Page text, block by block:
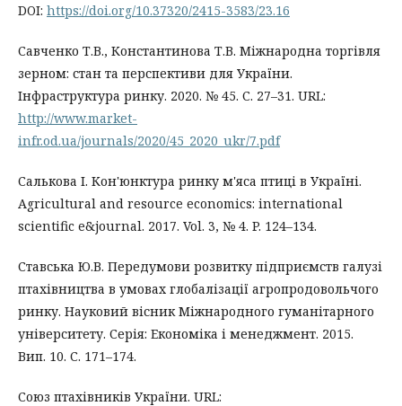
DOI: https://doi.org/10.37320/2415-3583/23.16
Савченко Т.В., Константинова Т.В. Міжнародна торгівля
зерном: стан та перспективи для України.
Інфраструктура ринку. 2020. № 45. С. 27–31. URL:
http://www.market-
infr.od.ua/journals/2020/45_2020_ukr/7.pdf
Салькова І. Кон'юнктура ринку м'яса птиці в Україні.
Agricultural and resource economics: international
scientific e&journal. 2017. Vol. 3, № 4. P. 124–134.
Ставська Ю.В. Передумови розвитку підприємств галузі
птахівництва в умовах глобалізації агропродовольчого
ринку. Науковий вісник Міжнародного гуманітарного
університету. Серія: Економіка і менеджмент. 2015.
Вип. 10. С. 171–174.
Союз птахівників України. URL: